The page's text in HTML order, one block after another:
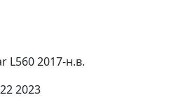
L560 2017-н.в.
2023